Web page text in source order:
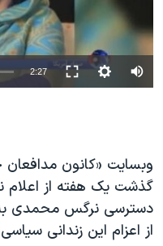
فرهنگ و زندگی
حقوق شهروندی
اقتصادی
گالری عکس
آرشیو پخش زنده
مستندها
انتخابات ریاست جمهوری آمریکا
حمله جمهوری اسلامی به
اعتراضات زن، زندگی، آزادی
مجموعه مستندهای
تریبونال مردمی آبان ۹۸
دنبال کنید
2:27
وبسایت «کانون
گذشت یک هفته از اعلام
دسترسی نرگس محمدی
از اعزام این زندانی